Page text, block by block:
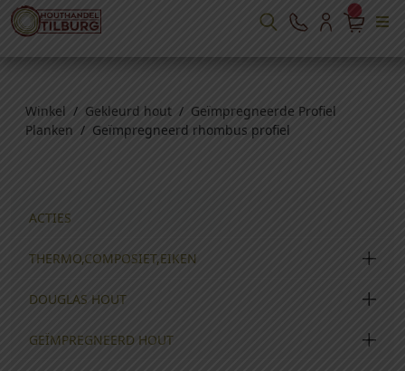
Winkel / Gekleurd hout / Geïmpregneerde Profiel
Planken / Geïmpregneerd rhombus profiel
ACTIES
THERMO,COMPOSIET,EIKEN
DOUGLAS HOUT
GEÏMPREGNEERD HOUT